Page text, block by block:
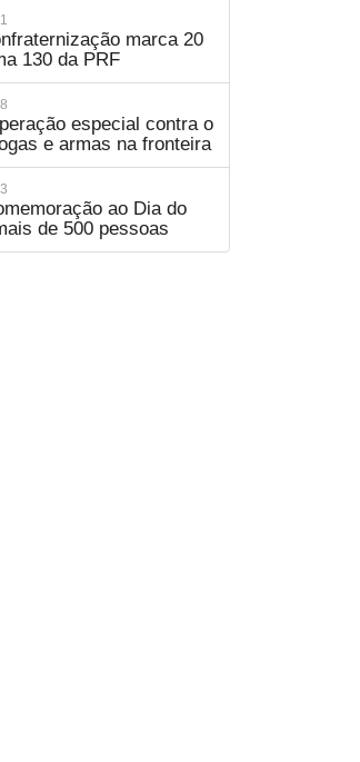
marca 20
130 da PRF
especial contra o
e armas na fronteira
ao Dia do
de 500 pessoas